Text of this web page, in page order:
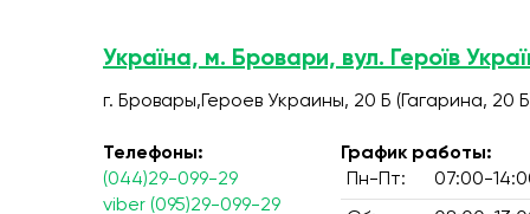
Україна, м. Бровари, вул. Героїв
г. Бровары,Героев Украины, 20 Б (Гагарина, 20
Телефоны:
(044)29-099-29
viber (095)29-099-29
График работы:
Пн-Пт:
07:00-